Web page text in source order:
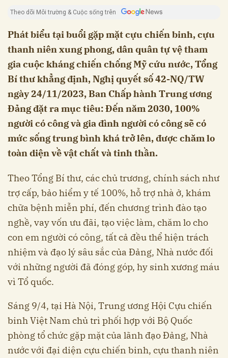
Theo dõi Môi trường & Cuộc sống trên
Phát biểu tại buổi gặp mặt cựu chiến binh, cựu
thanh niên xung phong, dân quân tự vệ tham
gia cuộc kháng chiến chống Mỹ cứu nước, Tổng
Bí thư khẳng định, Nghị quyết số 42-NQ/TW
ngày 24/11/2023, Ban Chấp hành Trung ương
Đảng đặt ra mục tiêu: Đến năm 2030, 100%
người có công và gia đình người có công sẽ có
mức sống trung bình khá trở lên, được chăm lo
toàn diện về vật chất và tinh thần.
Theo Tổng Bí thư, các chủ trương, chính sách như
trợ cấp, bảo hiểm y tế 100%, hỗ trợ nhà ở, khám
chữa bệnh miễn phí, đến chương trình đào tạo
nghề, vay vốn ưu đãi, tạo việc làm, chăm lo cho
con em người có công, tất cả đều thể hiện trách
nhiệm và đạo lý sâu sắc của Đảng, Nhà nước đối
với những người đã đóng góp, hy sinh xương máu
vì Tổ quốc.
Sáng 9/4, tại Hà Nội, Trung ương Hội Cựu chiến
binh Việt Nam chủ trì phối hợp với Bộ Quốc
phòng tổ chức gặp mặt của lãnh đạo Đảng, Nhà
nước với đại diện cựu chiến binh, cựu thanh niên